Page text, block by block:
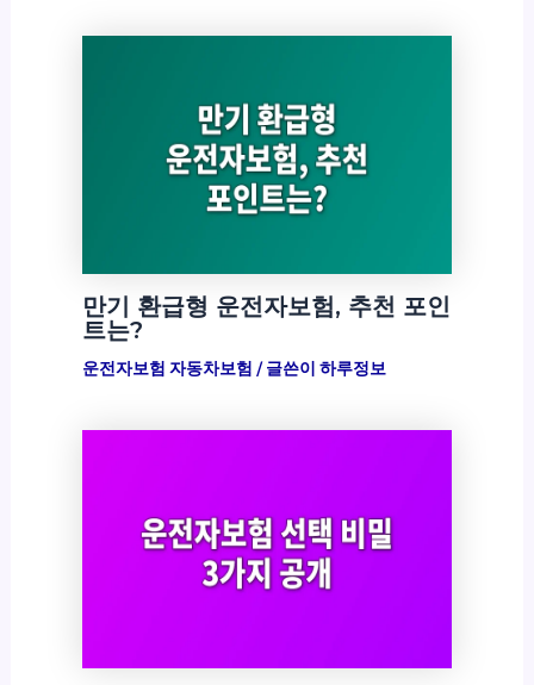
만기 환급형 운전자보험, 추천 포인
트는?
운전자보험 자동차보험 / 글쓴이 하루정보